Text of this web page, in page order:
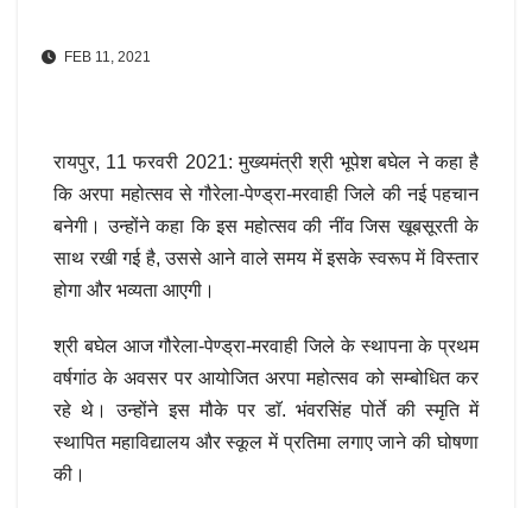
FEB 11, 2021
रायपुर, 11 फरवरी 2021: मुख्यमंत्री श्री भूपेश बघेल ने कहा है
कि अरपा महोत्सव से गौरेला-पेण्ड्रा-मरवाही जिले की नई पहचान
बनेगी। उन्होंने कहा कि इस महोत्सव की नींव जिस खूबसूरती के
साथ रखी गई है, उससे आने वाले समय में इसके स्वरूप में विस्तार
होगा और भव्यता आएगी।
श्री बघेल आज गौरेला-पेण्ड्रा-मरवाही जिले के स्थापना के प्रथम
वर्षगांठ के अवसर पर आयोजित अरपा महोत्सव को सम्बोधित कर
रहे थे। उन्होंने इस मौके पर डाॅ. भंवरसिंह पोर्ते की स्मृति में
स्थापित महाविद्यालय और स्कूल में प्रतिमा लगाए जाने की घोषणा
की।